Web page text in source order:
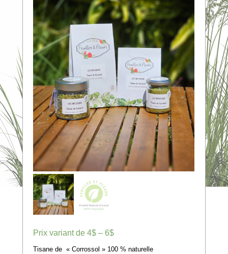
Prix variant de4$ –6$
Tisane de « Corrossol » 100 % naturelle